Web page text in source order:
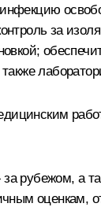
за
рубежом, а
оценкам,